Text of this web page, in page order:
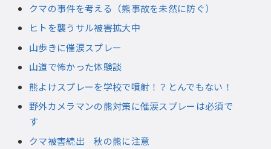
クマの事件を考える（熊事故を未然に防ぐ）
ヒトを襲うサル被害拡大中
山歩きに催涙スプレー
山道で怖かった体験談
熊よけスプレーを学校で噴射！？とんでもない！
野外カメラマンの熊対策に催涙スプレーは必須で
す
クマ被害続出 秋の熊に注意